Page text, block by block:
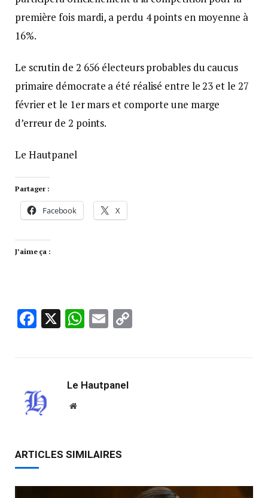
première fois mardi, a perdu 4 points en moyenne à
16%.
Le scrutin de 2 656 électeurs probables du caucus
primaire démocrate a été réalisé entre le 23 et le 27
février et le 1er mars et comporte une marge
d’erreur de 2 points.
Le Hautpanel
Partager :
Facebook X
J’aime ça :
Facebook
X WhatsApp
Email
Le Hautpanel
Website
ARTICLES SIMILAIRES